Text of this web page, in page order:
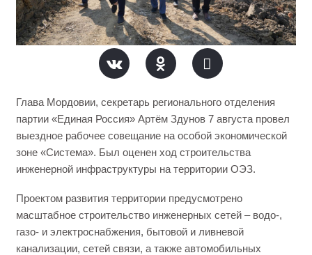
Глава Мордовии, секретарь регионального отделения
партии «Единая Россия» Артём Здунов 7 августа провел
выездное рабочее совещание на особой экономической
зоне «Система». Был оценен ход строительства
инженерной инфраструктуры на территории ОЭЗ.
Проектом развития территории предусмотрено
масштабное строительство инженерных сетей – водо-,
газо- и электроснабжения, бытовой и ливневой
канализации, сетей связи, а также автомобильных